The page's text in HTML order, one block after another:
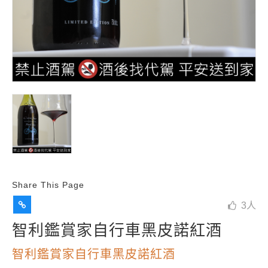
Share This Page
3 人
智利鑑賞家自行車黑皮諾紅酒
智利鑑賞家自行車黑皮諾紅酒